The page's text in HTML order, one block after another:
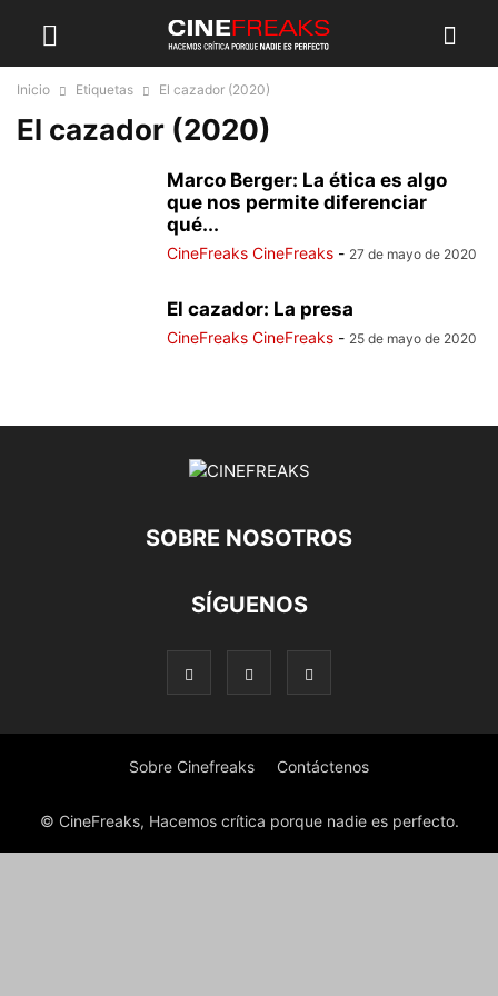
Inicio Etiquetas El cazador (2020)
El cazador (2020)
Marco Berger: La ética es algo
que nos permite diferenciar
qué...
CineFreaks CineFreaks - 27 de mayo de 2020
El cazador: La presa
CineFreaks CineFreaks - 25 de mayo de 2020
SOBRE NOSOTROS
SÍGUENOS
Sobre Cinefreaks Contáctenos
© CineFreaks, Hacemos crítica porque nadie es perfecto.